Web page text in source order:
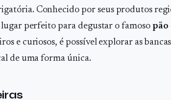
Conhecido por seus produtos
lugar perfeito para degustar o famoso pão
e curiosos, é possível explorar as
de uma forma única.